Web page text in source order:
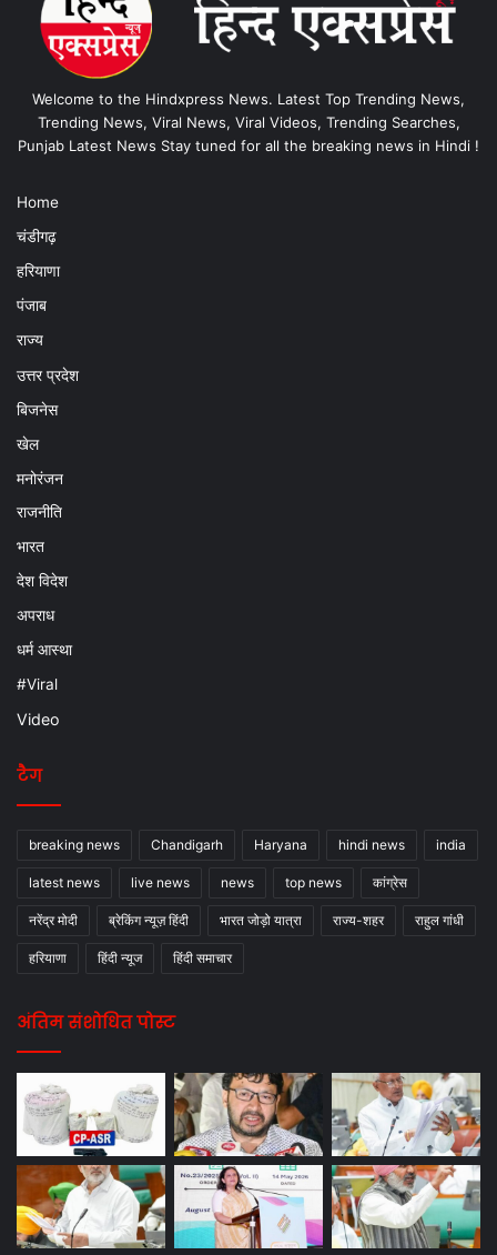
Welcome to the Hindxpress News. Latest Top Trending News,
Trending News, Viral News, Viral Videos, Trending Searches,
Punjab Latest News Stay tuned for all the breaking news in Hindi !
Home
चंडीगढ़
हरियाणा
पंजाब
राज्य
उत्तर प्रदेश
बिजनेस
खेल
मनोरंजन
राजनीति
भारत
देश विदेश
अपराध
धर्म आस्था
#Viral
Video
टैग
breaking news Chandigarh Haryana hindi news india
latest news live news news top news कांग्रेस
नरेंद्र मोदी ब्रेकिंग न्यूज़ हिंदी भारत जोड़ो यात्रा राज्य-शहर राहुल गांधी
हरियाणा हिंदी न्यूज हिंदी समाचार
अंतिम संशोधित पोस्ट